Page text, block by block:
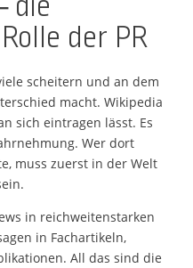
die
der PR
scheitern und an dem
macht. Wikipedia
sich eintragen lässt. Es
Wer dort
muss zuerst in der Welt
in reichweitenstarken
in Fachartikeln,
All das sind die